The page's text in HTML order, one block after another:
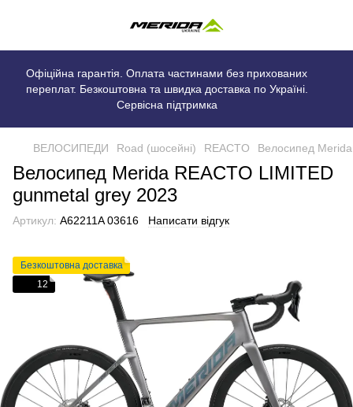
Офіційна гарантія. Оплата частинами без прихованих
переплат. Безкоштовна та швидка доставка по Україні.
Сервісна підтримка
ВЕЛОСИПЕДИ Road (шосейні) REACTO Велосипед
Велосипед Merida REACTO LIMITED
gunmetal grey 2023
Артикул: A62211A 03616 Написати відгук
Безкоштовна доставка
12